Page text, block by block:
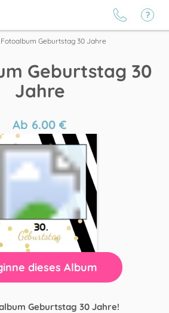
Fotoalbum Geburtstag 30 Jahre
Geburtstag 30
Jahre
Ab 6.00 €
dieses Album
Geburtstag 30 Jahre!